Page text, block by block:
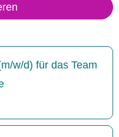
w/d) für das Team